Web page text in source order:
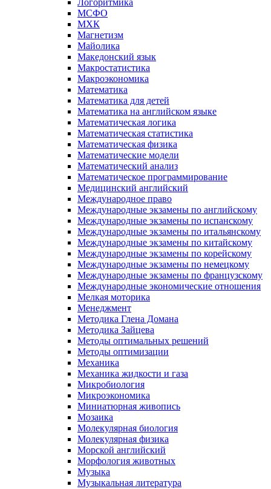
МСФО
МХК
Магнетизм
Майолика
Македонский язык
Макростатистика
Макроэкономика
Математика
Математика для детей
Математика на английском языке
Математическая логика
Математическая статистика
Математическая физика
Математические модели
Математический анализ
Математическое программирование
Медицинский английский
Международное право
Международные экзамены по английскому
Международные экзамены по испанскому
Международные экзамены по итальянскому
Международные экзамены по китайскому
Международные экзамены по корейскому
Международные экзамены по немецкому
Международные экзамены по французскому
Международные экономические отношения
Мелкая моторика
Менеджмент
Методика Глена Домана
Методика Зайцева
Методы оптимальных решений
Методы оптимизации
Механика
Механика жидкости и газа
Микробиология
Микроэкономика
Миниатюрная живопись
Мозаика
Молекулярная биология
Молекулярная физика
Морской английский
Морфология животных
Музыка
Музыкальная литература